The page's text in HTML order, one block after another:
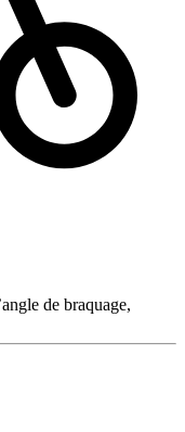
de braquage,